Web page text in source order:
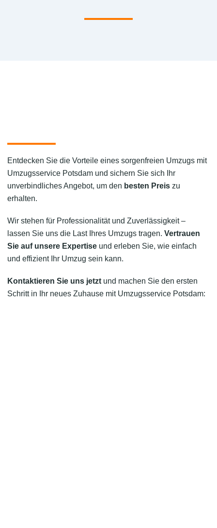
Entdecken Sie die Vorteile eines sorgenfreien Umzugs mit
Umzugsservice Potsdam und sichern Sie sich Ihr
unverbindliches Angebot, um den besten Preis zu
erhalten.
Wir stehen für Professionalität und Zuverlässigkeit –
lassen Sie uns die Last Ihres Umzugs tragen. Vertrauen
Sie auf unsere Expertise und erleben Sie, wie einfach
und effizient Ihr Umzug sein kann.
Kontaktieren Sie uns jetzt und machen Sie den ersten
Schritt in Ihr neues Zuhause mit Umzugsservice Potsdam: